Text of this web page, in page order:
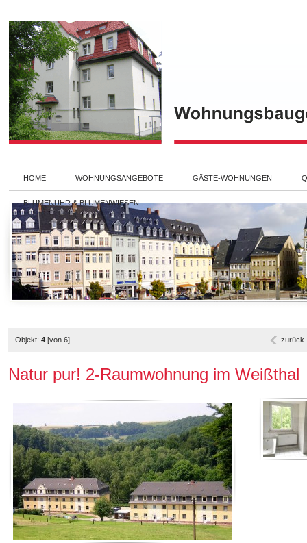
HOME WOHNUNGSANGEBOTE GÄSTE-WOHNUNGEN
BLUMENUHR & BLUMENWIESEN
Objekt: 4 [von 6] zurück
Natur pur! 2-Raumwohnung im Weißthal